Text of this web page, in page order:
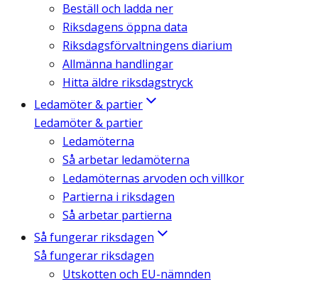
Beställ och ladda ner
Riksdagens öppna data
Riksdagsförvaltningens diarium
Allmänna handlingar
Hitta äldre riksdagstryck
Ledamöter & partier
Ledamöter & partier
Ledamöterna
Så arbetar ledamöterna
Ledamöternas arvoden och villkor
Partierna i riksdagen
Så arbetar partierna
Så fungerar riksdagen
Så fungerar riksdagen
Utskotten och EU-nämnden